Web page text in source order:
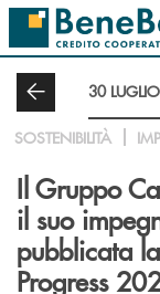
Salta al contenuto
30
SOSTENIBILITÀ
Il Gruppo
il suo
pubblicata
Progress